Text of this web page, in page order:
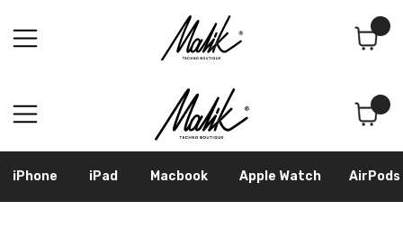
iPhone Apple Watch